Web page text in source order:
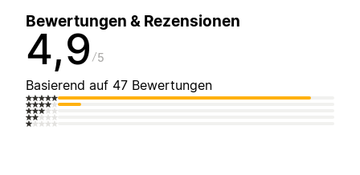
Bewertungen & Rezensionen
4,9 5
Basierend auf 47 Bewertungen